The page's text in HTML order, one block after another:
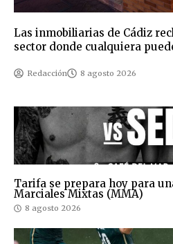
Las inmobiliarias de Cádiz
sector donde cualquiera
Redacción 8 agosto 2026
Tarifa se prepara hoy para
Marciales Mixtas (MMA)
8 agosto 2026